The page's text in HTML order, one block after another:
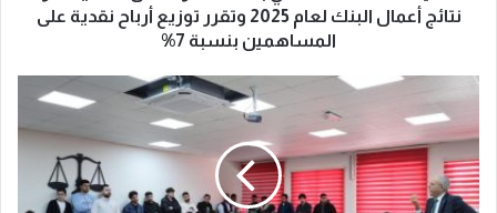
نتائج أعمال البنك لعام 2025 وتقرر توزيع أرباح نقدية على
المساهمين بنسبة 7%